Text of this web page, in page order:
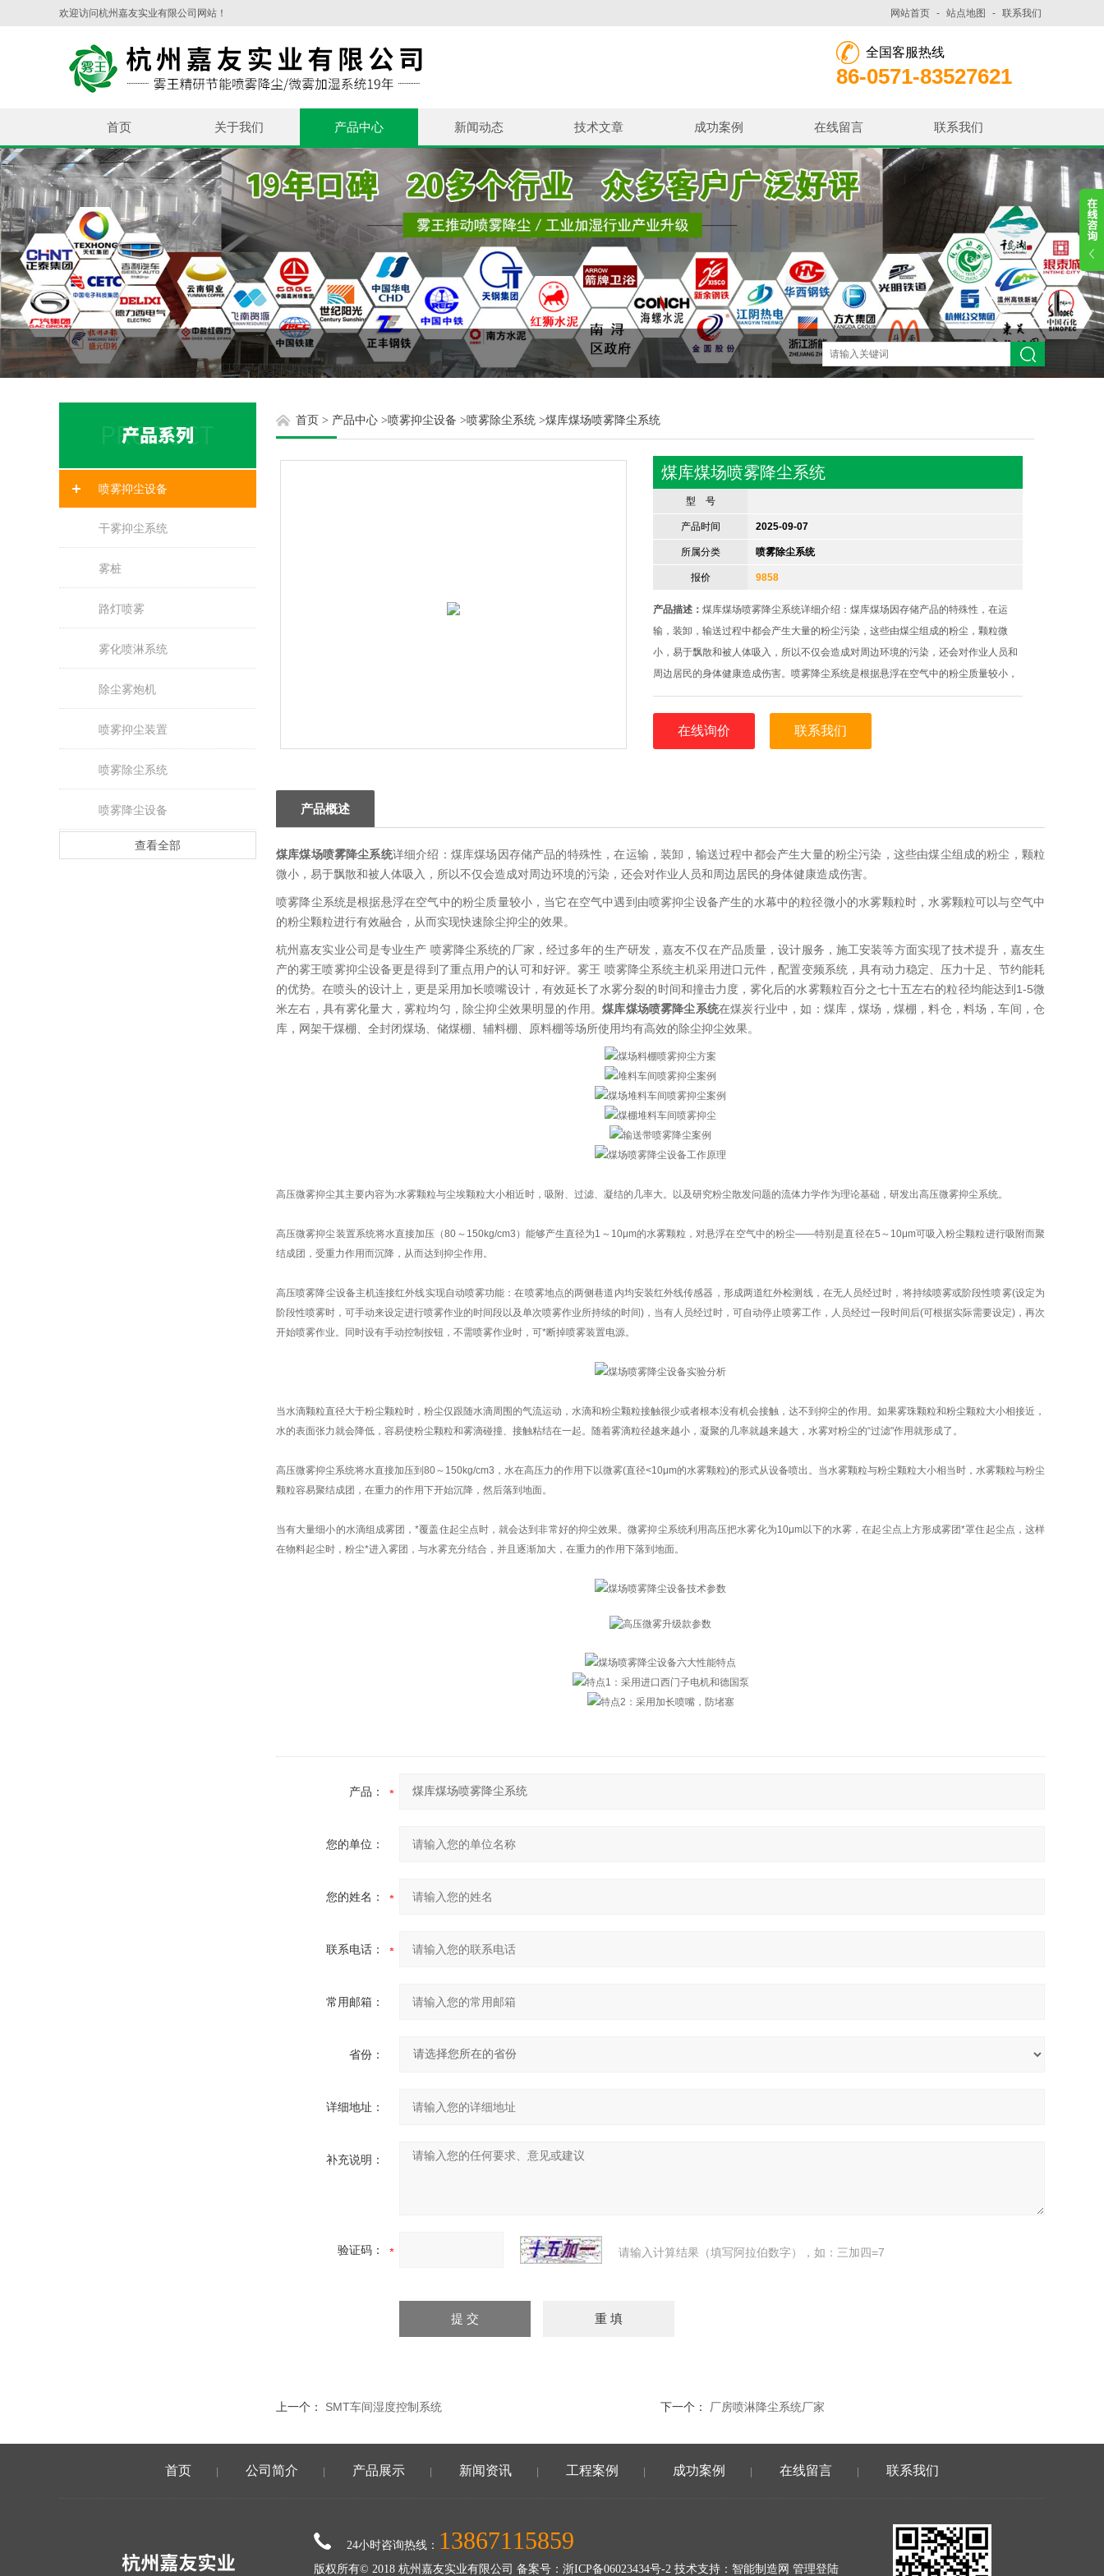
欢迎访问杭州嘉友实业有限公司网站！ 网站首页 - 站点地图 - 联系我们
全国客服热线
86-0571-83527621
首页 关于我们 产品中心 新闻动态 技术文章 成功案例 在线留言 联系我们
喷雾抑尘设备
干雾抑尘系统
雾桩
路灯喷雾
雾化喷淋系统
除尘雾炮机
喷雾抑尘装置
喷雾除尘系统
喷雾降尘设备
查看全部
首页 > 产品中心 >喷雾抑尘设备 >喷雾除尘系统 >煤库煤场喷雾降尘系统
煤库煤场喷雾降尘系统
型 号
产品时间 2025-09-07
所属分类 喷雾除尘系统
报价 9858
产品描述：煤库煤场喷雾降尘系统详细介绍：煤库煤场因存储产品的特殊性，在运
输，装卸，输送过程中都会产生大量的粉尘污染，这些由煤尘组成的粉尘，颗粒微
小，易于飘散和被人体吸入，所以不仅会造成对周边环境的污染，还会对作业人员和
周边居民的身体健康造成伤害。喷雾降尘系统是根据悬浮在空气中的粉尘质量较小，
当它在空气中遇到由喷雾抑尘设备产生的水幕中的粒径微小的水雾颗粒时，水雾颗粒
可以与空气中的粉尘颗粒进行有效融合，从而
在线询价 联系我们
产品概述
煤库煤场喷雾降尘系统详细介绍：煤库煤场因存储产品的特殊性，在运输，装卸，输送过程中都会产生大量的粉尘污染，这些由煤尘组成的粉尘，颗粒
微小，易于飘散和被人体吸入，所以不仅会造成对周边环境的污染，还会对作业人员和周边居民的身体健康造成伤害。
喷雾降尘系统是根据悬浮在空气中的粉尘质量较小，当它在空气中遇到由喷雾抑尘设备产生的水幕中的粒径微小的水雾颗粒时，水雾颗粒可以与空气中
的粉尘颗粒进行有效融合，从而实现快速除尘抑尘的效果。
杭州嘉友实业公司是专业生产 喷雾降尘系统的厂家，经过多年的生产研发，嘉友不仅在产品质量，设计服务，施工安装等方面实现了技术提升，嘉友生
产的雾王喷雾抑尘设备更是得到了重点用户的认可和好评。雾王 喷雾降尘系统主机采用进口元件，配置变频系统，具有动力稳定、压力十足、节约能耗
的优势。在喷头的设计上，更是采用加长喷嘴设计，有效延长了水雾分裂的时间和撞击力度，雾化后的水雾颗粒百分之七十五左右的粒径均能达到1-5微
米左右，具有雾化量大，雾粒均匀，除尘抑尘效果明显的作用。煤库煤场喷雾降尘系统在煤炭行业中，如：煤库，煤场，煤棚，料仓，料场，车间，仓
库，网架干煤棚、全封闭煤场、储煤棚、辅料棚、原料棚等场所使用均有高效的除尘抑尘效果。
高压微雾抑尘其主要内容为:水雾颗粒与尘埃颗粒大小相近时，吸附、过滤、凝结的几率大。以及研究粉尘散发问题的流体力学作为理论基础，研发出高压微雾抑尘系统。
高压微雾抑尘装置系统将水直接加压（80～150kg/cm3）能够产生直径为1～10μm的水雾颗粒，对悬浮在空气中的粉尘——特别是直径在5～10μm可吸入粉尘颗粒进行吸附而聚
结成团，受重力作用而沉降，从而达到抑尘作用。
高压喷雾降尘设备主机连接红外线实现自动喷雾功能：在喷雾地点的两侧巷道内均安装红外线传感器，形成两道红外检测线，在无人员经过时，将持续喷雾或阶段性喷雾(设定为
阶段性喷雾时，可手动来设定进行喷雾作业的时间段以及单次喷雾作业所持续的时间)，当有人员经过时，可自动停止喷雾工作，人员经过一段时间后(可根据实际需要设定)，再次
开始喷雾作业。同时设有手动控制按钮，不需喷雾作业时，可*断掉喷雾装置电源。
当水滴颗粒直径大于粉尘颗粒时，粉尘仅跟随水滴周围的气流运动，水滴和粉尘颗粒接触很少或者根本没有机会接触，达不到抑尘的作用。如果雾珠颗粒和粉尘颗粒大小相接近，
水的表面张力就会降低，容易使粉尘颗粒和雾滴碰撞、接触粘结在一起。随着雾滴粒径越来越小，凝聚的几率就越来越大，水雾对粉尘的“过滤"作用就形成了。
高压微雾抑尘系统将水直接加压到80～150kg/cm3，水在高压力的作用下以微雾(直径<10μm的水雾颗粒)的形式从设备喷出。当水雾颗粒与粉尘颗粒大小相当时，水雾颗粒与粉尘
颗粒容易聚结成团，在重力的作用下开始沉降，然后落到地面。
当有大量细小的水滴组成雾团，*覆盖住起尘点时，就会达到非常好的抑尘效果。微雾抑尘系统利用高压把水雾化为10μm以下的水雾，在起尘点上方形成雾团*罩住起尘点，这样
在物料起尘时，粉尘*进入雾团，与水雾充分结合，并且逐渐加大，在重力的作用下落到地面。
产品：
您的单位：
您的姓名：
联系电话：
常用邮箱：
省份：
详细地址：
补充说明：
验证码： 请输入计算结果（填写阿拉伯数字），如：三加四=7
上一个： SMT车间湿度控制系统 下一个： 厂房喷淋降尘系统厂家
首页 公司简介 产品展示 新闻资讯 工程案例 成功案例 在线留言 联系我们
24小时咨询热线： 13867115859
版权所有© 2018 杭州嘉友实业有限公司 备案号： 浙ICP备06023434号-2 技术支持： 智能制造网 管理登陆